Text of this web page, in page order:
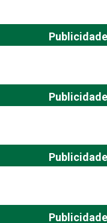
Publicidade
Publicidade
Publicidade
Publicidade